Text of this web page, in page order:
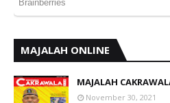
MAJALAH ONLINE
MAJALAH
November 30, 2021